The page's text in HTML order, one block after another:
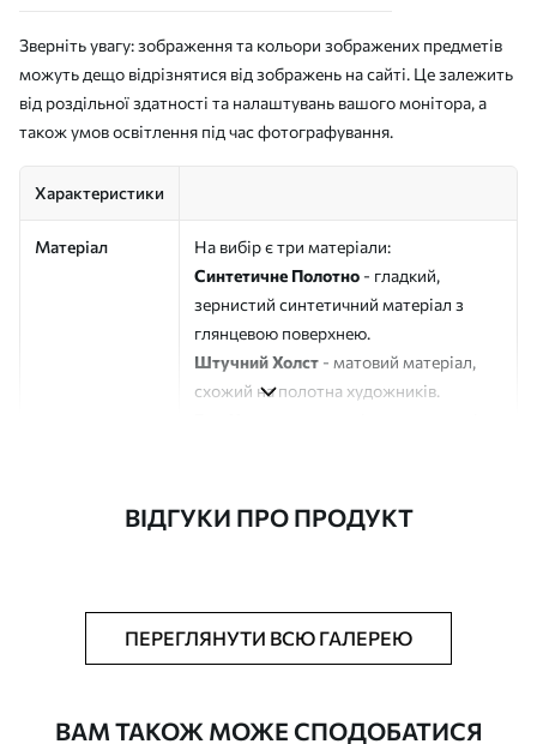
Зверніть увагу: зображення та кольори зображених предметів
можуть дещо відрізнятися від зображень на сайті. Це залежить
від роздільної здатності та налаштувань вашого монітора, а
також умов освітлення під час фотографування.
Характеристики
Матеріал
На вибір є три матеріали:
Синтетичне Полотно - гладкий,
зернистий синтетичний матеріал з
глянцевою поверхнею.
Штучний Холст - матовий матеріал,
схожий на полотна художників.
Додатково Можна додати лакове покриття.
ВІДГУКИ ПРО ПРОДУКТ
ПЕРЕГЛЯНУТИ ВСЮ ГАЛЕРЕЮ
ВАМ ТАКОЖ МОЖЕ СПОДОБАТИСЯ